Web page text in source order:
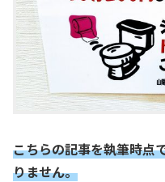
こちらの記事を執筆時点
りません。